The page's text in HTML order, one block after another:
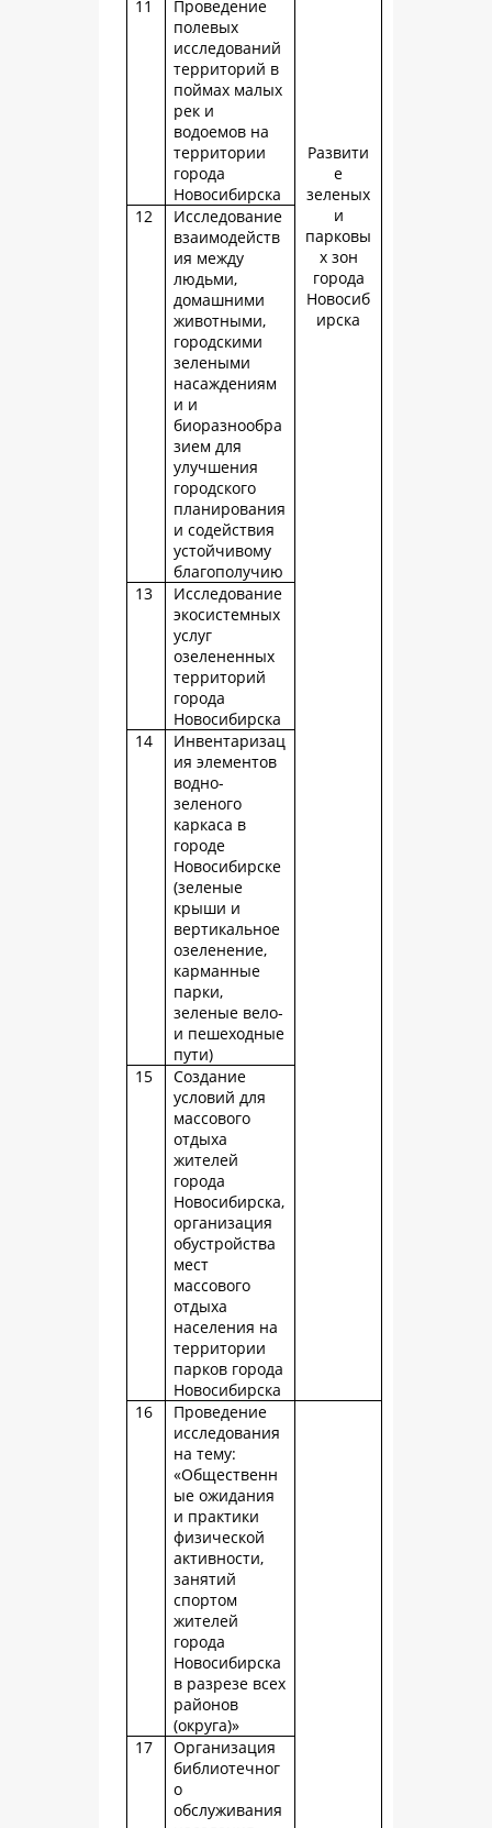
Развити
е
зеленых
и
парковы
х зон
города
Новосиб
ирска
11
Проведение
полевых
исследований
территорий в
поймах малых
рек и
водоемов на
территории
города
Новосибирска
12
Исследование
взаимодейств
ия между
людьми,
домашними
животными,
городскими
зелеными
насаждениям
и и
биоразнообра
зием для
улучшения
городского
планирования
и содействия
устойчивому
благополучию
13
Исследование
экосистемных
услуг
озелененных
территорий
города
Новосибирска
14
Инвентаризац
ия элементов
водно-
зеленого
каркаса в
городе
Новосибирске
(зеленые
крыши и
вертикальное
озеленение,
карманные
парки,
зеленые вело-
и пешеходные
пути)
15
Создание
условий для
массового
отдыха
жителей
города
Новосибирска,
организация
обустройства
мест
массового
отдыха
населения на
территории
парков города
Новосибирска
16
Проведение
исследования
на тему:
«Общественн
ые ожидания
и практики
физической
активности,
занятий
спортом
жителей
города
Новосибирска
в разрезе всех
районов
(округа)»
17
Организация
библиотечног
о
обслуживания